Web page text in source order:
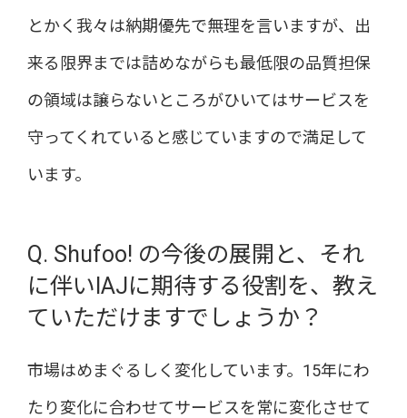
とかく我々は納期優先で無理を言いますが、出
来る限界までは詰めながらも最低限の品質担保
の領域は譲らないところがひいてはサービスを
守ってくれていると感じていますので満足して
います。
Q. Shufoo! の今後の展開と、それ
に伴いIAJに期待する役割を、教え
ていただけますでしょうか？
市場はめまぐるしく変化しています。15年にわ
たり変化に合わせてサービスを常に変化させて